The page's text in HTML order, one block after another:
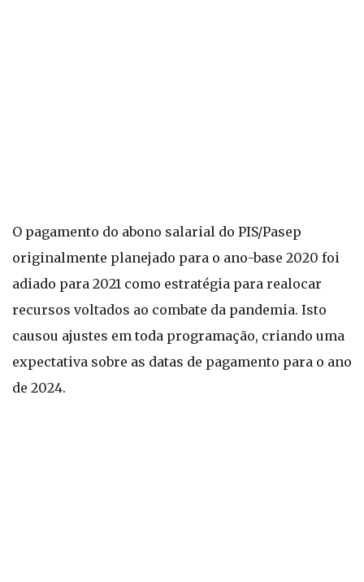
O pagamento do abono salarial do PIS/Pasep
originalmente planejado para o ano-base 2020 foi
adiado para 2021 como estratégia para realocar
recursos voltados ao combate da pandemia. Isto
causou ajustes em toda programação, criando uma
expectativa sobre as datas de pagamento para o ano
de 2024.